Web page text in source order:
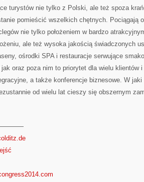
turystów nie tylko z Polski, ale też spoza
pomieścić wszelkich chętnych. Pociągają
nie tylko położeniem w bardzo
ale też wysoka jakością świadczonych
ośrodki SPA i restauracje serwujące
oraz poza nim to priorytet dla wielu klientów
a także konferencje biznesowe. W
od wielu lat cieszy się obszernym